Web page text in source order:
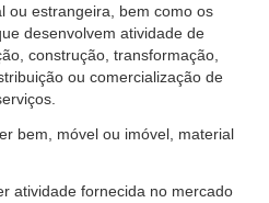
ou estrangeira, bem como os
desenvolvem atividade de
construção, transformação,
ou comercialização de
bem, móvel ou imóvel, material
atividade fornecida no mercado